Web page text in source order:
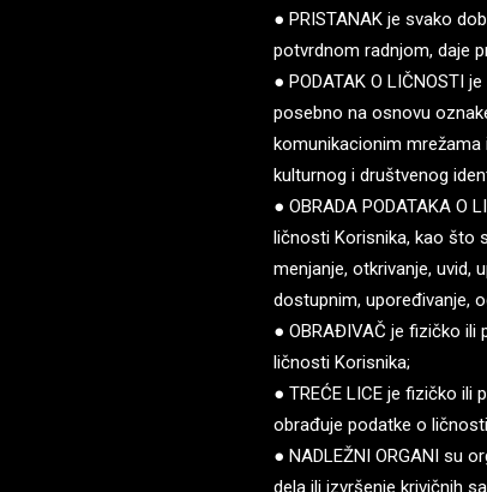
● PRISTANAK je svako
potvrdnom radnjom, daje
● PODATAK O LIČNOSTI
posebno na osnovu
komunikacionim
kulturnog i društvenog
● OBRADA PODATAKA
ličnosti Korisnika, kao što
menjanje, otkrivanje, uvid,
dostupnim, upoređivanje,
● OBRAĐIVAČ je fizičko
ličnosti Korisnika;
● TREĆE LICE je fizičko
obrađuje podatke o
● NADLEŽNI ORGANI su
dela ili izvršenje krivičnih